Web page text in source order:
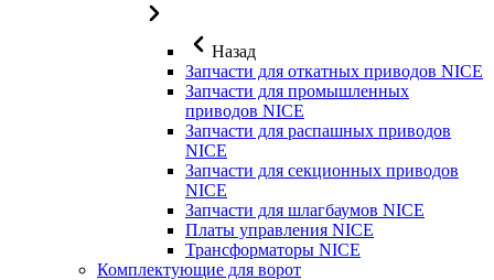
Назад
Запчасти для откатных приводов NICE
Запчасти для промышленных
приводов NICE
Запчасти для распашных приводов
NICE
Запчасти для секционных приводов
NICE
Запчасти для шлагбаумов NICE
Платы управления NICE
Трансформаторы NICE
Комплектующие для ворот